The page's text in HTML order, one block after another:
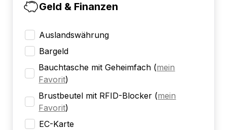
Geld & Finanzen
Auslandswährung
Bargeld
Bauchtasche mit Geheimfach (mein
Favorit)
Brustbeutel mit RFID-Blocker (mein
Favorit)
EC-Karte